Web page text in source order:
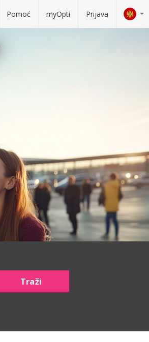
Pomoć myOpti Prijava